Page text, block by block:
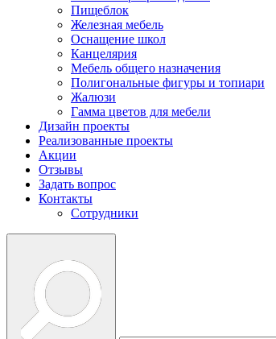
Пищеблок
Железная мебель
Оснащение школ
Канцелярия
Мебель общего назначения
Полигональные фигуры и топиари
Жалюзи
Гамма цветов для мебели
Дизайн проекты
Реализованные проекты
Акции
Отзывы
Задать вопрос
Контакты
Сотрудники